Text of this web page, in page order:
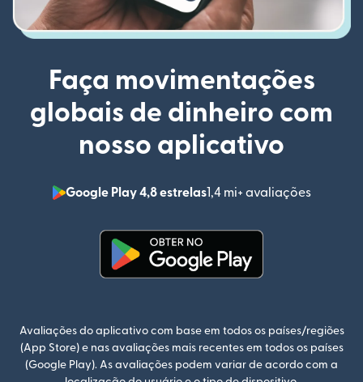
Faça movimentações
globais de dinheiro com
nosso aplicativo
Google Play 4,8 estrelas1,4 mi+ avaliações
(abre
Avaliações do aplicativo com base em todos os países/regiões
(App Store) e nas avaliações mais recentes em todos os países
(Google Play). As avaliações podem variar de acordo com a